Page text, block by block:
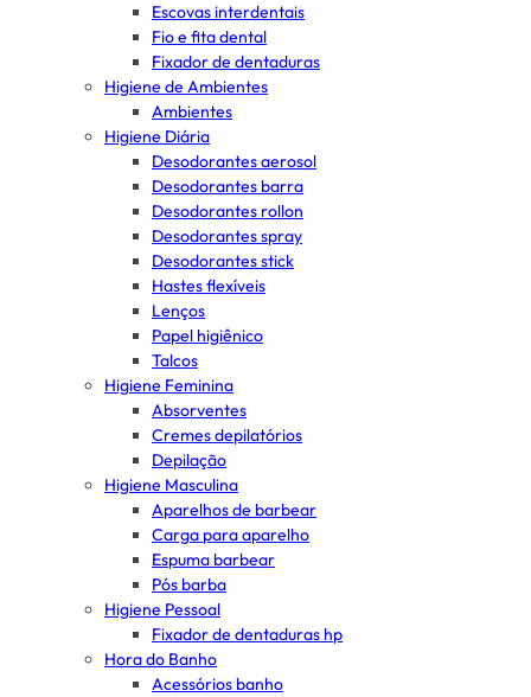
Escovas interdentais
Fio e fita dental
Fixador de dentaduras
Higiene de Ambientes
Ambientes
Higiene Diária
Desodorantes aerosol
Desodorantes barra
Desodorantes rollon
Desodorantes spray
Desodorantes stick
Hastes flexíveis
Lenços
Papel higiênico
Talcos
Higiene Feminina
Absorventes
Cremes depilatórios
Depilação
Higiene Masculina
Aparelhos de barbear
Carga para aparelho
Espuma barbear
Pós barba
Higiene Pessoal
Fixador de dentaduras hp
Hora do Banho
Acessórios banho